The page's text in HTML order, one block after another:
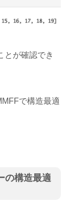
とが確認でき
で構造最適
の構造最適